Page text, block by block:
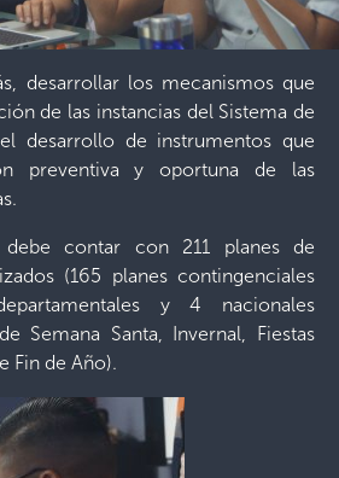
desarrollar los mecanismos que
de las instancias del Sistema de
desarrollo de instrumentos que
preventiva y oportuna de las
contar con 211 planes de
(165 planes contingenciales
y 4 nacionales
Semana Santa, Invernal, Fiestas
Fin de Año).